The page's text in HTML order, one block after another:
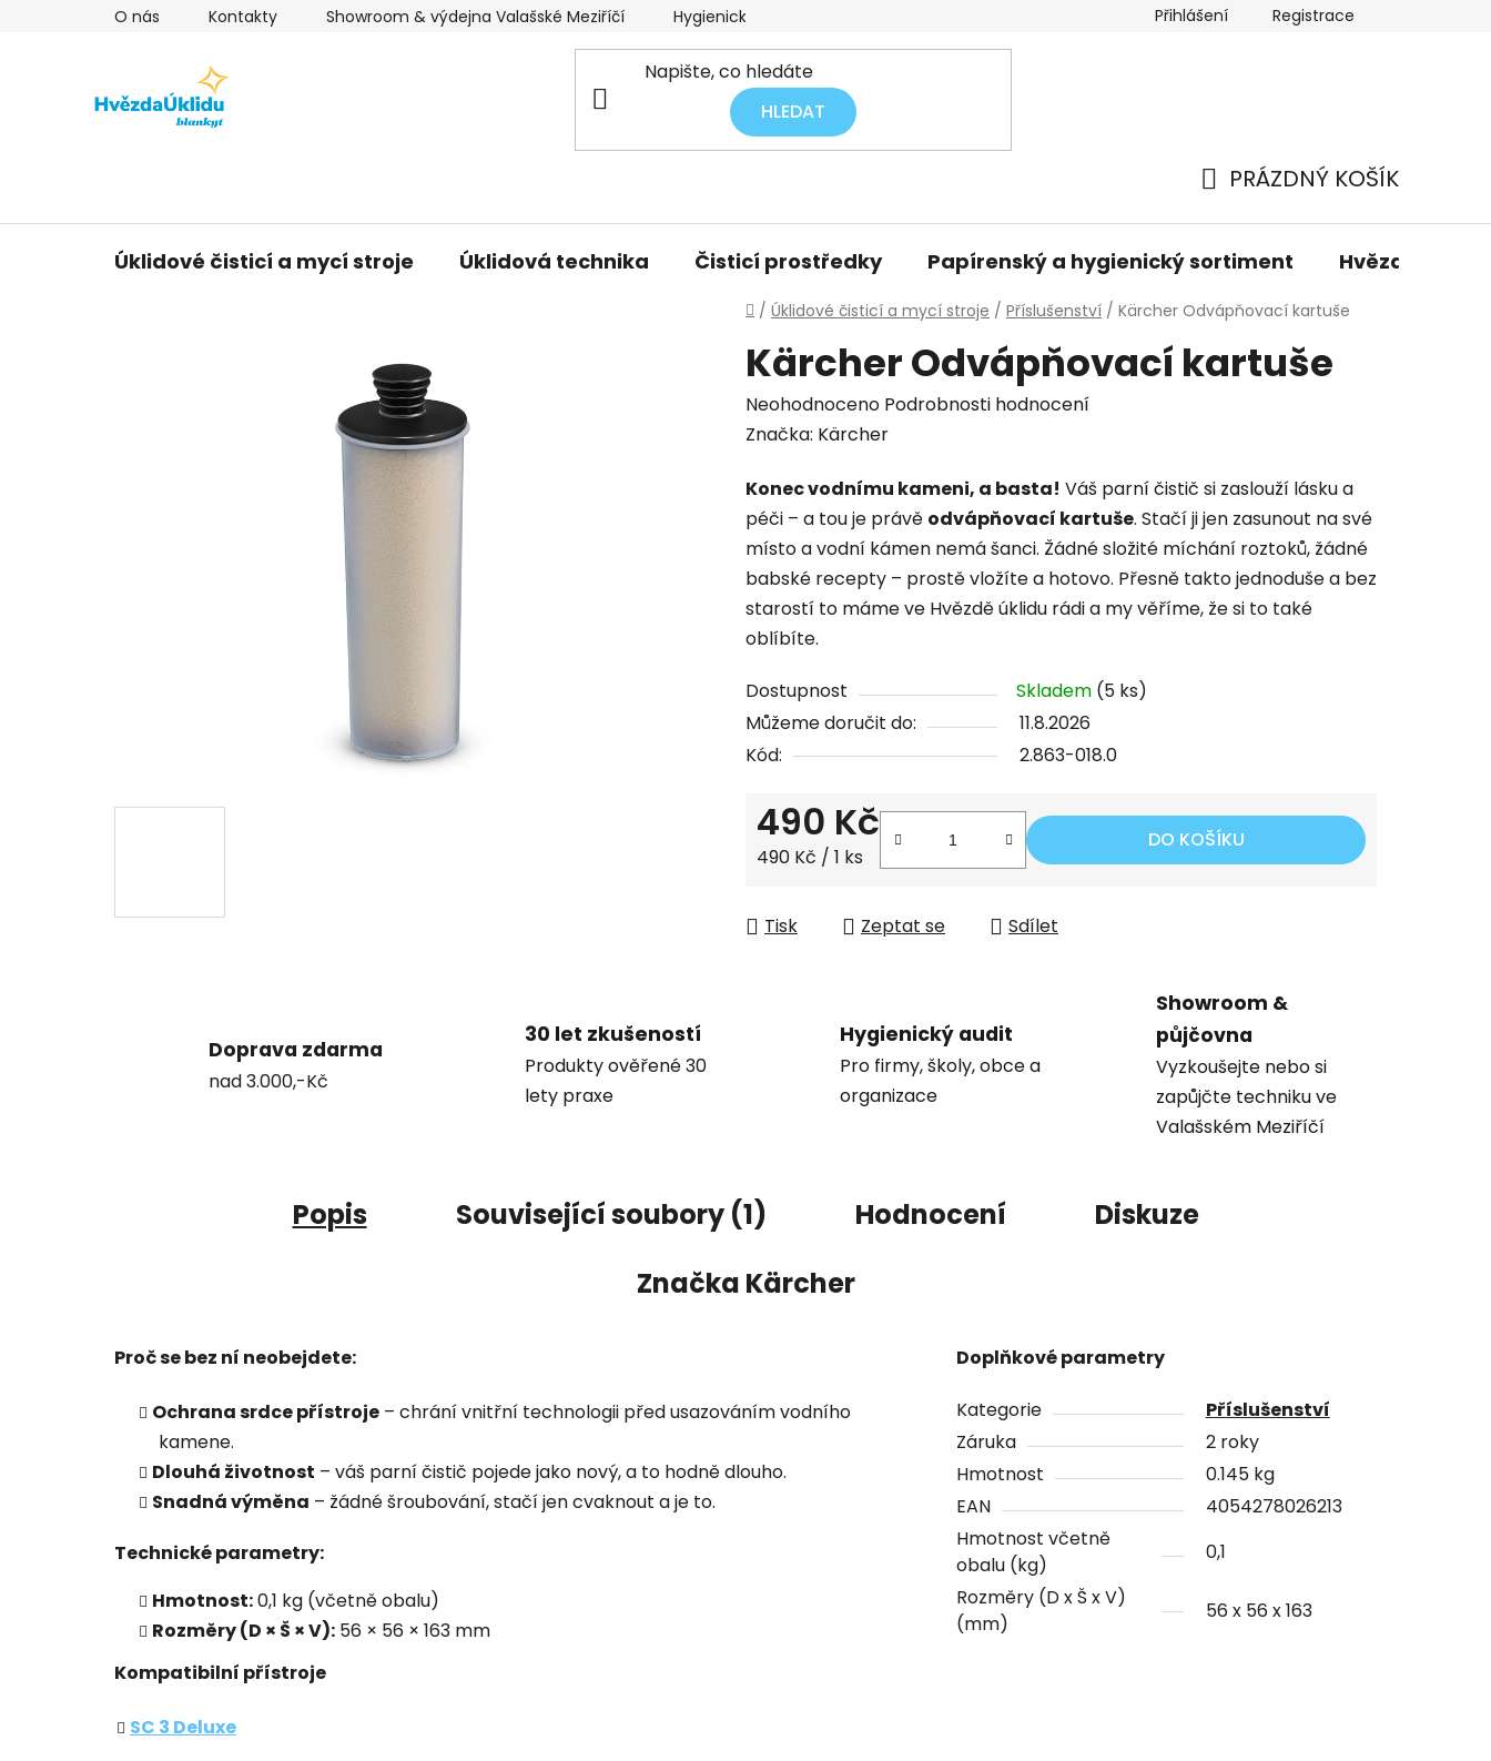
O nás Kontakty Showroom & výdejna Valašské Meziříčí Hygienický audit úklidu Podmínky ochrany osobních údajů
Přihlášení Registrace
HLEDAT
NÁKUPNÍ
PRÁZDNÝ KOŠÍK
Úklidové čisticí a mycí stroje Úklidová technika Čisticí prostředky Papírenský a hygienický sortiment Hvězdné
Domů
/ Úklidové čisticí a mycí stroje / Příslušenství / Kärcher Odvápňovací kartuše
Kärcher Odvápňovací kartuše
Průměrné
hodnocení
je
0,0
z
5
hvězdiček.
Neohodnoceno Podrobnosti hodnocení
Značka: Kärcher
Konec vodnímu kameni, a basta! Váš parní čistič si zaslouží lásku a
péči – a tou je právě odvápňovací kartuše. Stačí ji jen zasunout na své
místo a vodní kámen nemá šanci. Žádné složité míchání roztoků, žádné
babské recepty – prostě vložíte a hotovo. Přesně takto jednoduše a bez
starostí to máme ve Hvězdě úklidu rádi a my věříme, že si to také
oblíbíte.
Dostupnost Skladem (5 ks)
Můžeme doručit do:
11.8.2026
Kód:
2.863-018.0
490 Kč
Měrná cena:
490 Kč / 1 ks
DO KOŠÍKU
Tisk Zeptat se Sdílet
Doprava zdarma
nad 3.000,-Kč
30 let zkušeností
Produkty ověřené 30
lety praxe
Hygienický audit
Pro firmy, školy, obce a
organizace
Showroom &
půjčovna
Vyzkoušejte nebo si
zapůjčte techniku ve
Valašském Meziříčí
Popis Související soubory (1) Hodnocení
Diskuze
Značka Kärcher
Proč se bez ní neobejdete:
Ochrana srdce přístroje – chrání vnitřní technologii před usazováním vodního
kamene.
Dlouhá životnost – váš parní čistič pojede jako nový, a to hodně dlouho.
Snadná výměna – žádné šroubování, stačí jen cvaknout a je to.
Technické parametry:
Hmotnost:0,1 kg (včetně obalu)
Rozměry (D × Š × V): 56 × 56 × 163 mm
Kompatibilní přístroje
SC 3 Deluxe
Doplňkové parametry
Kategorie
Příslušenství
Záruka
2 roky
Hmotnost
0.145 kg
EAN
4054278026213
Hmotnost včetně
obalu (kg)
0,1
Rozměry (D x Š x V)
(mm)
56 x 56 x 163